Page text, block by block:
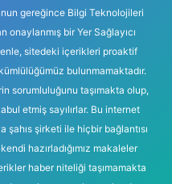
gereğince Bilgi Teknolojileri
onaylanmış bir Yer Sağlayıcı
sitedeki içerikleri proaktif
bulunmamaktadır.
sorumluluğunu taşımakta olup,
etmiş sayılırlar. Bu internet
şirketi ile hiçbir bağlantısı
hazırladığımız makaleler
haber niteliği taşımamakta